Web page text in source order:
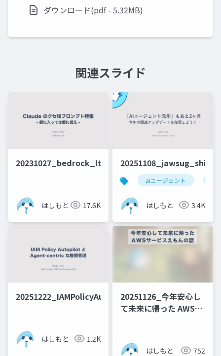
ダウンロード(pdf - 5.32MB)
関連スライド
20231027_bedrock_lt
はしもと 17.6K
aiエージェント
はしもと 3.4K
20251222_IAMPolicyAutopilot
はしもと 1.2K
20251126_今年安心し
て未来に帰った AWSサ
はしもと 752